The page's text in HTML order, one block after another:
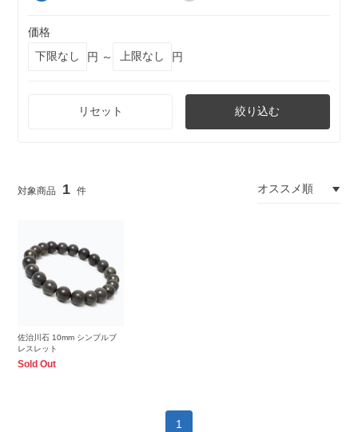
価格
円 ～
円
リセット 絞り込む
1
佐治川石 10mm シンプルブ
レスレット
Sold Out
1